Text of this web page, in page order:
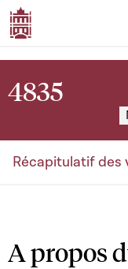
4835
Récapitulatif des
A propos